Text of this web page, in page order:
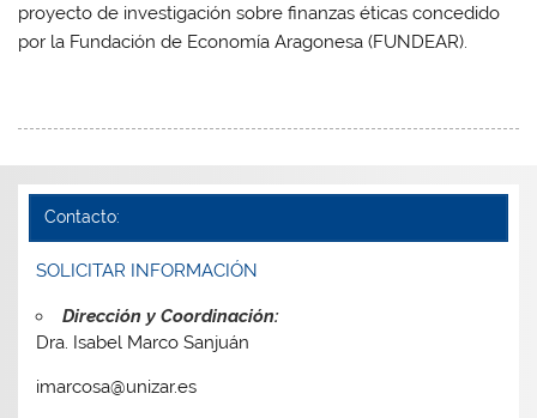
proyecto de investigación sobre finanzas éticas concedido
por la Fundación de Economía Aragonesa (FUNDEAR).
Contacto:
SOLICITAR INFORMACIÓN
Dirección y Coordinación:
Dra. Isabel Marco Sanjuán
imarcosa@unizar.es